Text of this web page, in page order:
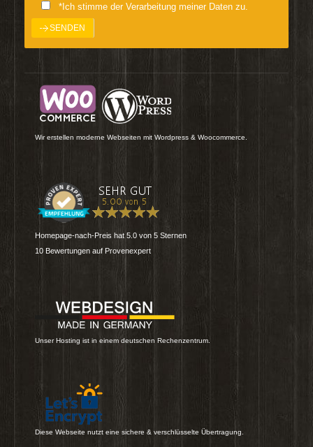
*Ich stimme der Verarbeitung meiner Daten zu.
Wir erstellen moderne Webseiten mit Wordpress & Woocommerce.
Homepage-nach-Preis hat 5.0 von 5 Sternen
10 Bewertungen auf Provenexpert
Unser Hosting ist in einem deutschen Rechenzentrum.
Diese Webseite nutzt eine sichere & verschlüsselte Übertragung.